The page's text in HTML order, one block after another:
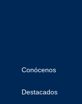
Conócenos
Destacados